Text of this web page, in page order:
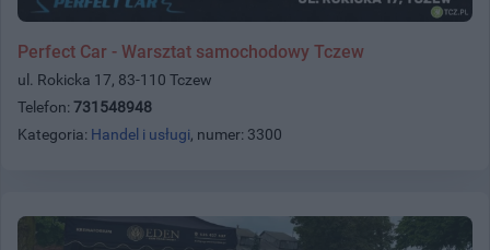
Perfect Car - Warsztat samochodowy Tczew
ul. Rokicka 17, 83-110 Tczew
Telefon: 731548948
Kategoria: Handel i usługi, numer: 3300